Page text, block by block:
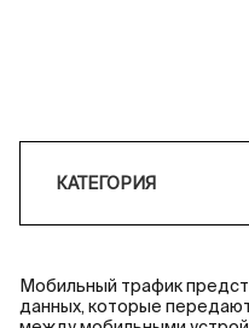
Мобильный трафик
данных, которые